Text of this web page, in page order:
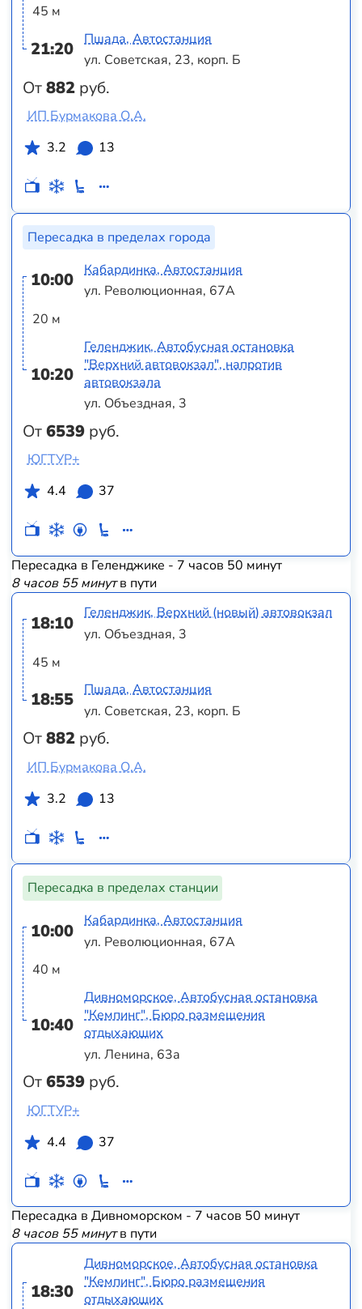
45 м
21:20
От882 руб.
Пшада, Автостанция
ул. Советская, 23, корп. Б
ИП Бурмакова О.А.
3.2
13
Пересадка в пределах города
10:00
20 м
10:20
От6539 руб.
Кабардинка, Автостанция
ул. Революционная, 67А
Геленджик, Автобусная остановка
"Верхний автовокзал", напротив
автовокзала
ул. Объездная, 3
ЮГТУР+
4.4
37
Пересадка в Геленджике - 7 часов 50 минут
8 часов 55 минутв пути
18:10
45 м
18:55
От882 руб.
Геленджик, Верхний (новый) автовокзал
ул. Объездная, 3
Пшада, Автостанция
ул. Советская, 23, корп. Б
ИП Бурмакова О.А.
3.2
13
Пересадка в пределах станции
10:00
40 м
10:40
От6539 руб.
Кабардинка, Автостанция
ул. Революционная, 67А
Дивноморское, Автобусная остановка
"Кемпинг", Бюро размещения
отдыхающих
ул. Ленина, 63а
ЮГТУР+
4.4
37
Пересадка в Дивноморском - 7 часов 50 минут
8 часов 55 минутв пути
18:30
Дивноморское, Автобусная остановка
"Кемпинг", Бюро размещения
отдыхающих